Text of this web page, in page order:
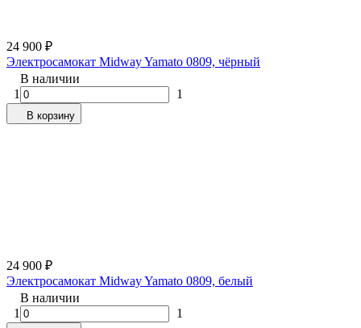
24 900 ₽
Электросамокат Midway Yamato 0809, чёрный
В наличии
1
1
В корзину
24 900 ₽
Электросамокат Midway Yamato 0809, белый
В наличии
1
1